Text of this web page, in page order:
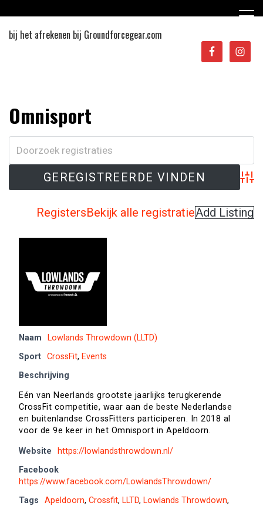
naar
inhoud
bij het afrekenen bij Groundforcegear.com
Sporten in Apeldoorn
Omnisport
RegistersBekijk alle registratieAdd Listing
Naam
Lowlands Throwdown (LLTD)
Sport CrossFit, Events
Beschrijving
Eén van Neerlands grootste jaarlijks terugkerende
CrossFit competitie, waar aan de beste Nederlandse
en buitenlandse CrossFitters participeren. In 2018 al
voor de 9e keer in het Omnisport in Apeldoorn.
Website
https://lowlandsthrowdown.nl/
Facebook
https://www.facebook.com/LowlandsThrowdown/
Tags
Apeldoorn, Crossfit, LLTD, Lowlands Throwdown,